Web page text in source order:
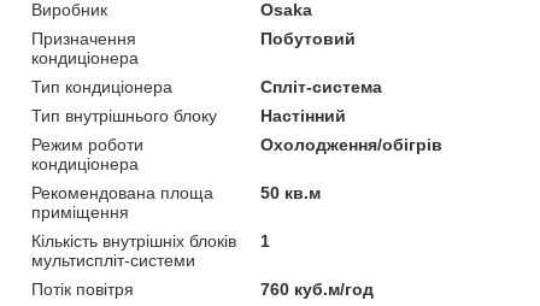
Виробник
Osaka
Призначення
кондиціонера
Побутовий
Тип кондиціонера
Спліт-система
Тип внутрішнього блоку
Настінний
Режим роботи
кондиціонера
Охолодження/обігрів
Рекомендована площа
приміщення
50 кв.м
Кількість внутрішніх блоків
мультиспліт-системи
1
Потік повітря
760 куб.м/год